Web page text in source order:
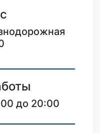
до 20:00